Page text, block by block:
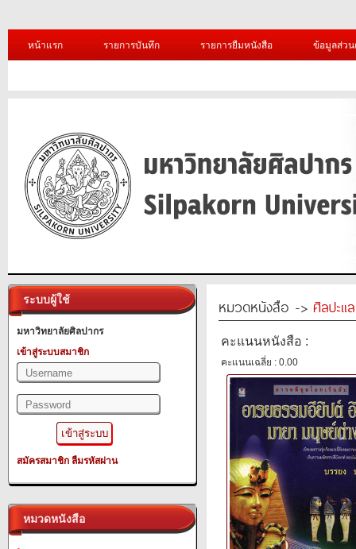
หน้าแรก รายการบันทึก รายการยืมหนังสือ ข้อมูลส่ว
ระบบผู้ใช้
มหาวิทยาลัยศิลปากร
เข้าสู่ระบบสมาชิก
สมัครสมาชิก ลืมรหัสผ่าน
หมวดหนังสือ
หมวดหนังสือ -> ศิลปะแ
คะแนนหนังสือ :
คะแนนเฉลี่ย : 0.00